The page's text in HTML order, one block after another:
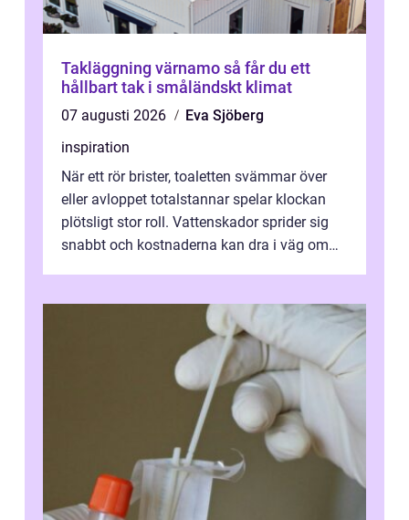
Takläggning värnamo så får du ett
hållbart tak i småländskt klimat
07 augusti 2026
Eva Sjöberg
inspiration
När ett rör brister, toaletten svämmar över
eller avloppet totalstannar spelar klockan
plötsligt stor roll. Vattenskador sprider sig
snabbt och kostnaderna kan dra i väg om